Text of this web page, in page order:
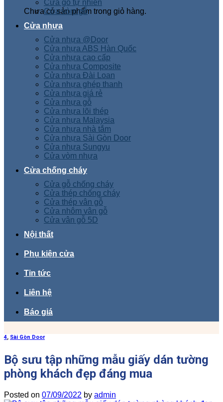
Chưa có sản phẩm trong giỏ hàng.
Cửa gỗ tự nhiên
Cửa vòm gỗ
Cửa nhựa
Cửa nhựa @Door
Cửa nhựa ABS Hàn Quốc
Cửa nhựa cao cấp
Cửa nhựa Composite
Cửa nhựa Đài Loan
Cửa nhựa ghép thanh
Cửa nhựa giá rẻ
Cửa nhựa gỗ
Cửa nhựa lõi thép
Cửa nhựa Malaysia
Cửa nhựa nhà tắm
Cửa nhựa Sài Gòn Door
Cửa nhựa Sungyu
Cửa vòm nhựa
Cửa chống cháy
Cửa gỗ chống cháy
Cửa thép chống cháy
Cửa thép vân gỗ
Cửa nhôm vân gỗ
Cửa vân gỗ 5D
Nội thất
Phụ kiện cửa
Tin tức
Liên hệ
Báo giá
4, Sài Gòn Door
Bộ sưu tập những mẫu giấy dán tường
phòng khách đẹp đáng mua
Posted on 07/09/2022 by admin